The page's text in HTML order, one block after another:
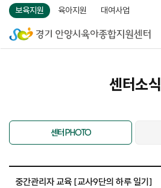
보육지원 육아지원 대여사업
센터소식
센터 PHOTO
중간관리자 교육 [교사9단의 하루 일기]